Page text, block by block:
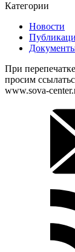
Категории
Новости
При
просим
www.sova-